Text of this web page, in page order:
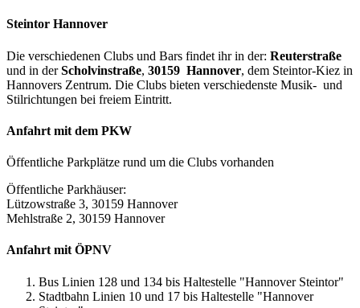
Steintor Hannover
Die verschiedenen Clubs und Bars findet ihr in der: Reuterstraße
und in derScholvinstraße, 30159 Hannover, dem Steintor-Kiez in
Hannovers Zentrum. Die Clubs bieten verschiedenste Musik- und
Stilrichtungen bei freiem Eintritt.
Anfahrt mit dem PKW
Öffentliche Parkplätze rund um die Clubs vorhanden
Öffentliche Parkhäuser:
Lützowstraße 3, 30159 Hannover
Mehlstraße 2, 30159 Hannover
Anfahrt mit ÖPNV
Bus Linien 128 und 134 bis Haltestelle "Hannover Steintor"
Stadtbahn Linien 10 und 17 bis Haltestelle "Hannover